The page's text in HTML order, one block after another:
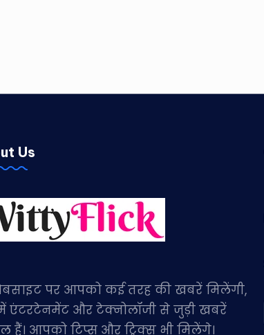
Us
पर आपको कई तरह की खबरें मिलेंगी,
एंटरटेनमेंट और टेक्नोलॉजी से जुड़ी खबरें
हैं। आपको टिप्स और ट्रिक्स भी मिलेंगे।